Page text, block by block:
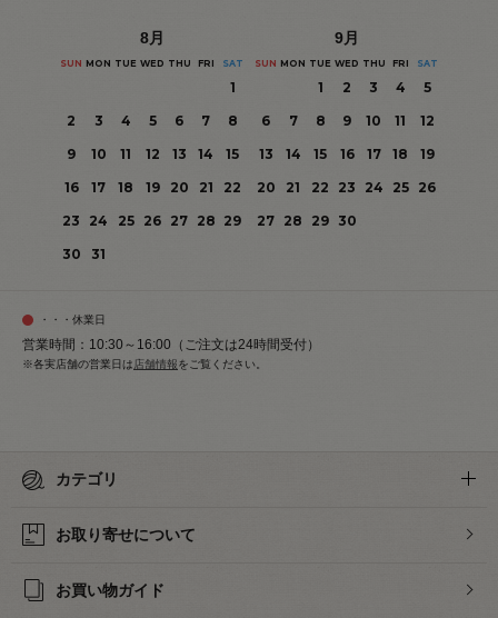
8月
SUN MON TUE WED THU FRI SAT
1
2
3 4 5 6 7
8
9
10 11 12 13 14
15
16
17 18 19 20 21
22
23
24 25 26 27 28 29
30
31
9月
SUN MON TUE WED THU FRI SAT
1 2 3 4
5
6
7 8 9 10 11
12
13
14 15 16 17 18
19
20
21 22 23 24 25
26
27 28 29 30
・・・休業日
営業時間：10:30～16:00（ご注文は24時間受付）
※各実店舗の営業日は 店舗情報をご覧ください。
カテゴリ
お取り寄せについて
お買い物ガイド